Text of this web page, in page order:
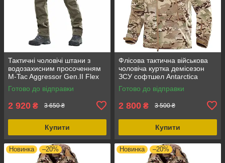
Тактичні чоловічі штани з
водозахисним просоченням
M-Tac Aggressor Gen.II Flex
Dark Olive, рип-стоп,
всесезонні
Готово до відправки
2 920 ₴ 3 650 ₴
Купити
Флісова тактична військова
чоловіча куртка демісезон
ЗСУ софтшел Antarctica
SoftShell, мультикам
камуфляж L, водостійка
Готово до відправки
2 800 ₴ 3 500 ₴
Купити
Новинка –20% Новинка –20%